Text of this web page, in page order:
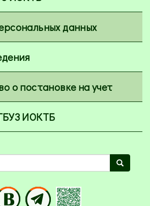
данных
о постановке на учет
ИОКТБ
Search